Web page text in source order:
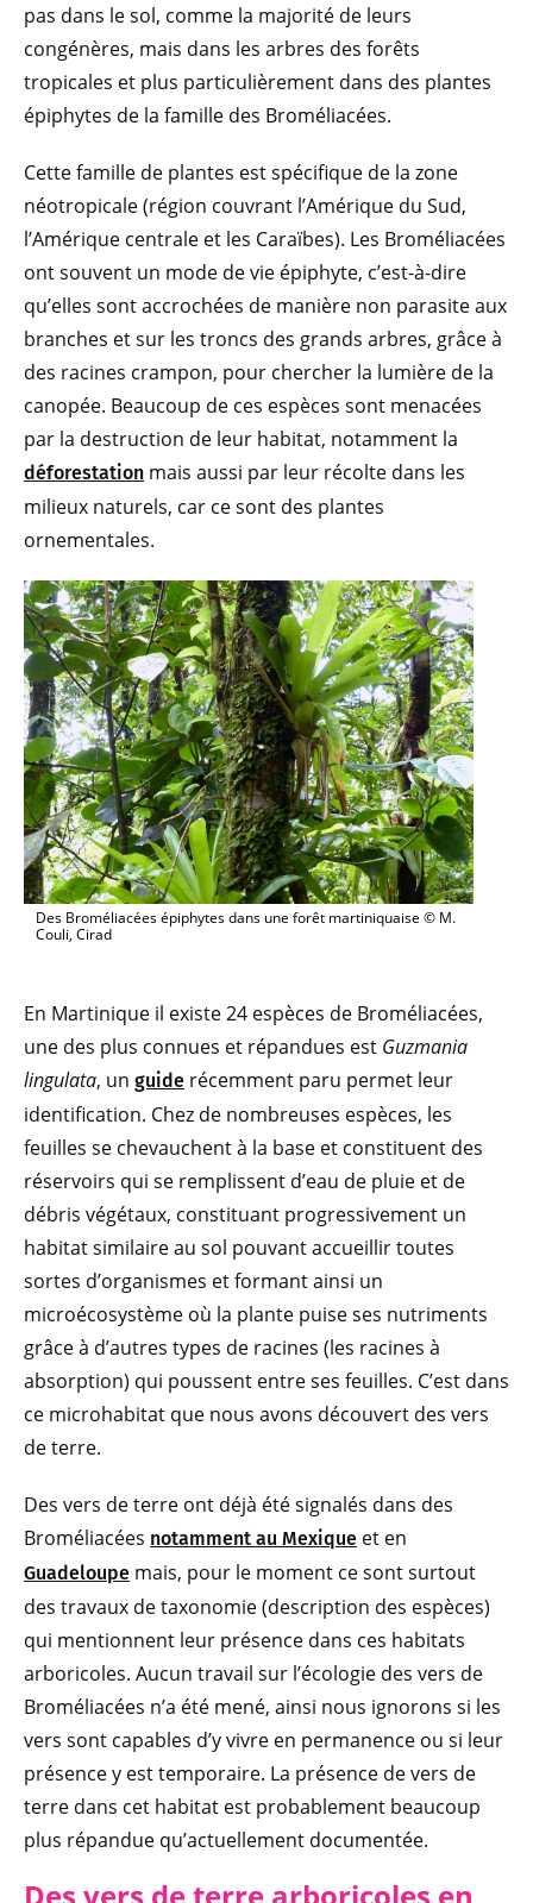
pas dans le sol, comme la majorité de leurs
congénères, mais dans les arbres des forêts
tropicales et plus particulièrement dans des plantes
épiphytes de la famille des Broméliacées.
Cette famille de plantes est spécifique de la zone
néotropicale (région couvrant l’Amérique du Sud,
l’Amérique centrale et les Caraïbes). Les Broméliacées
ont souvent un mode de vie épiphyte, c’est-à-dire
qu’elles sont accrochées de manière non parasite aux
branches et sur les troncs des grands arbres, grâce à
des racines crampon, pour chercher la lumière de la
canopée. Beaucoup de ces espèces sont menacées
par la destruction de leur habitat, notamment la
déforestation mais aussi par leur récolte dans les
milieux naturels, car ce sont des plantes
ornementales.
Des Broméliacées épiphytes dans une forêt martiniquaise © M.
Couli, Cirad
En Martinique il existe 24 espèces de Broméliacées,
une des plus connues et répandues est Guzmania
lingulata, un guide récemment paru permet leur
identification. Chez de nombreuses espèces, les
feuilles se chevauchent à la base et constituent des
réservoirs qui se remplissent d’eau de pluie et de
débris végétaux, constituant progressivement un
habitat similaire au sol pouvant accueillir toutes
sortes d’organismes et formant ainsi un
microécosystème où la plante puise ses nutriments
grâce à d’autres types de racines (les racines à
absorption) qui poussent entre ses feuilles. C’est dans
ce microhabitat que nous avons découvert des vers
de terre.
Des vers de terre ont déjà été signalés dans des
Broméliacées notamment au Mexique et en
Guadeloupe mais, pour le moment ce sont surtout
des travaux de taxonomie (description des espèces)
qui mentionnent leur présence dans ces habitats
arboricoles. Aucun travail sur l’écologie des vers de
Broméliacées n’a été mené, ainsi nous ignorons si les
vers sont capables d’y vivre en permanence ou si leur
présence y est temporaire. La présence de vers de
terre dans cet habitat est probablement beaucoup
plus répandue qu’actuellement documentée.